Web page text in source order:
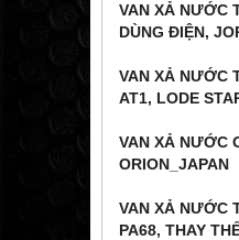
VAN XẢ NƯỚC
DÙNG ĐIỆN,
VAN XẢ NƯỚC
AT1, LODE
VAN XẢ NƯỚC
ORION_JAPAN
VAN XẢ NƯỚC
PA68, THAY